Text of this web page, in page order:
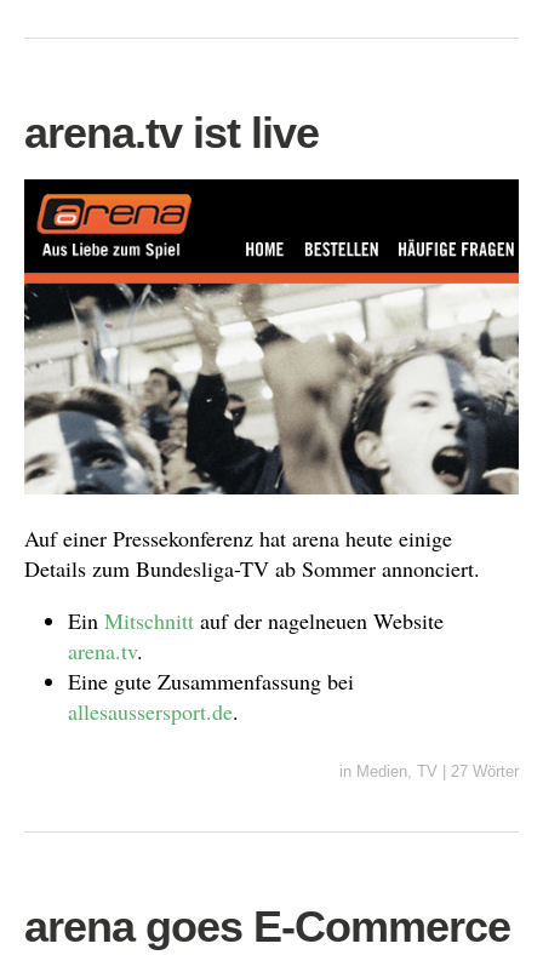
arena.tv ist live
Auf einer Pressekonferenz hat arena heute einige
Details zum Bundesliga-TV ab Sommer annonciert.
Ein Mitschnitt auf der nagelneuen Website
arena.tv.
Eine gute Zusammenfassung bei
allesaussersport.de.
in Medien, TV 27 Wörter
arena goes E-Commerce